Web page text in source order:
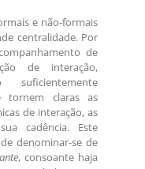
e não-formais
centralidade. Por
de
de interação,
tornem claras as
de interação, as
cadência. Este
denominar-se de
, consoante haja